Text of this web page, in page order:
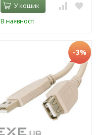
У кошик
В наявності
-3%